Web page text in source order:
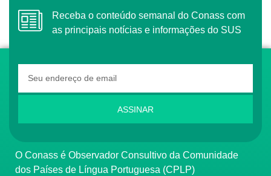
Receba o conteúdo semanal do Conass com
as principais notícias e informações do SUS
ASSINAR
O Conass é Observador Consultivo da Comunidade
dos Países de Língua Portuguesa (CPLP)